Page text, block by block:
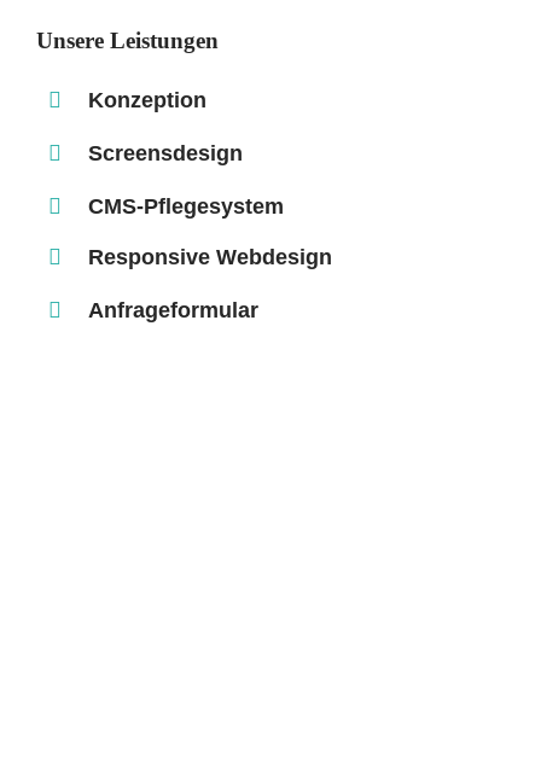
Unsere Leistungen
Konzeption
Screensdesign
CMS-Pflegesystem
Responsive Webdesign
Anfrageformular